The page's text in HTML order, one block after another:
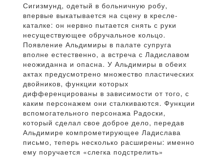
Сигизмунд, одетый в больничную робу,
впервые выкатывается на сцену в кресле-
каталке: он нервно пытается снять с руки
несуществующее обручальное кольцо.
Появление Альдимиры в палате супруга
вполне естественно, а встреча с Ладиславом
неожиданна и опасна. У Альдимиры в обеих
актах предусмотрено множество пластических
двойников, функции которых
дифференцированы в зависимости от того, с
каким персонажем они сталкиваются. Функции
вспомогательного персонажа Радоски,
который сделал свое доброе дело, передав
Альдимире компрометирующее Ладислава
письмо, теперь несколько расширены: именно
ему поручается «слегка подстрелить»